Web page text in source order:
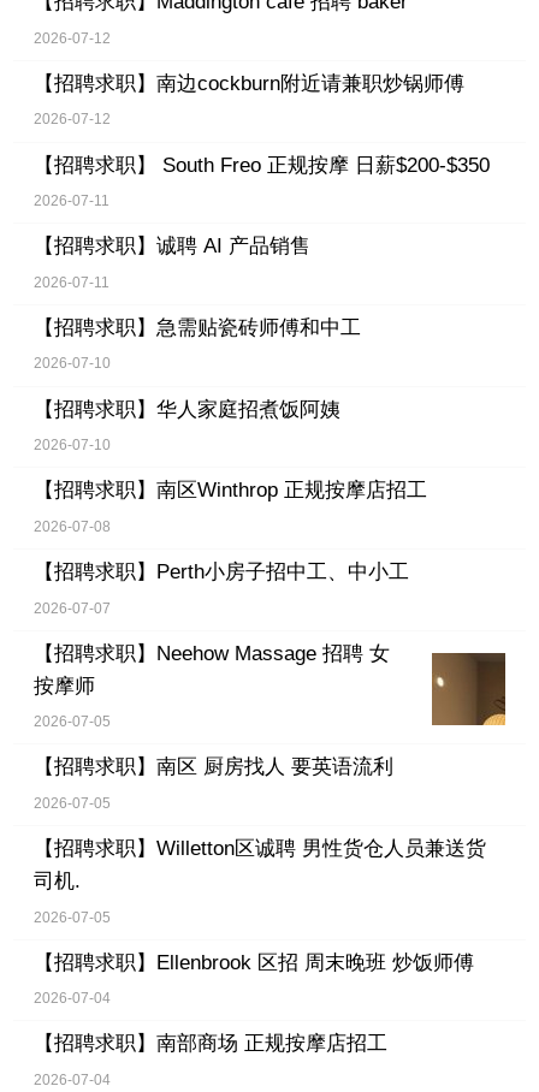
2026-07-12
【招聘求职】 南边cockburn附近请兼职炒锅师傅
2026-07-12
【招聘求职】 South Freo 正规按摩 日薪$200-$350
2026-07-11
【招聘求职】 诚聘 AI 产品销售
2026-07-11
【招聘求职】 急需贴瓷砖师傅和中工
2026-07-10
【招聘求职】 华人家庭招煮饭阿姨
2026-07-10
【招聘求职】 南区Winthrop 正规按摩店招工
2026-07-08
【招聘求职】 Perth小房子招中工、中小工
2026-07-07
【招聘求职】 Neehow Massage 招聘 女
按摩师
2026-07-05
【招聘求职】 南区 厨房找人 要英语流利
2026-07-05
【招聘求职】 Willetton区诚聘 男性货仓人员兼送货
司机.
2026-07-05
【招聘求职】 Ellenbrook 区招 周末晚班 炒饭师傅
2026-07-04
【招聘求职】 南部商场 正规按摩店招工
2026-07-04